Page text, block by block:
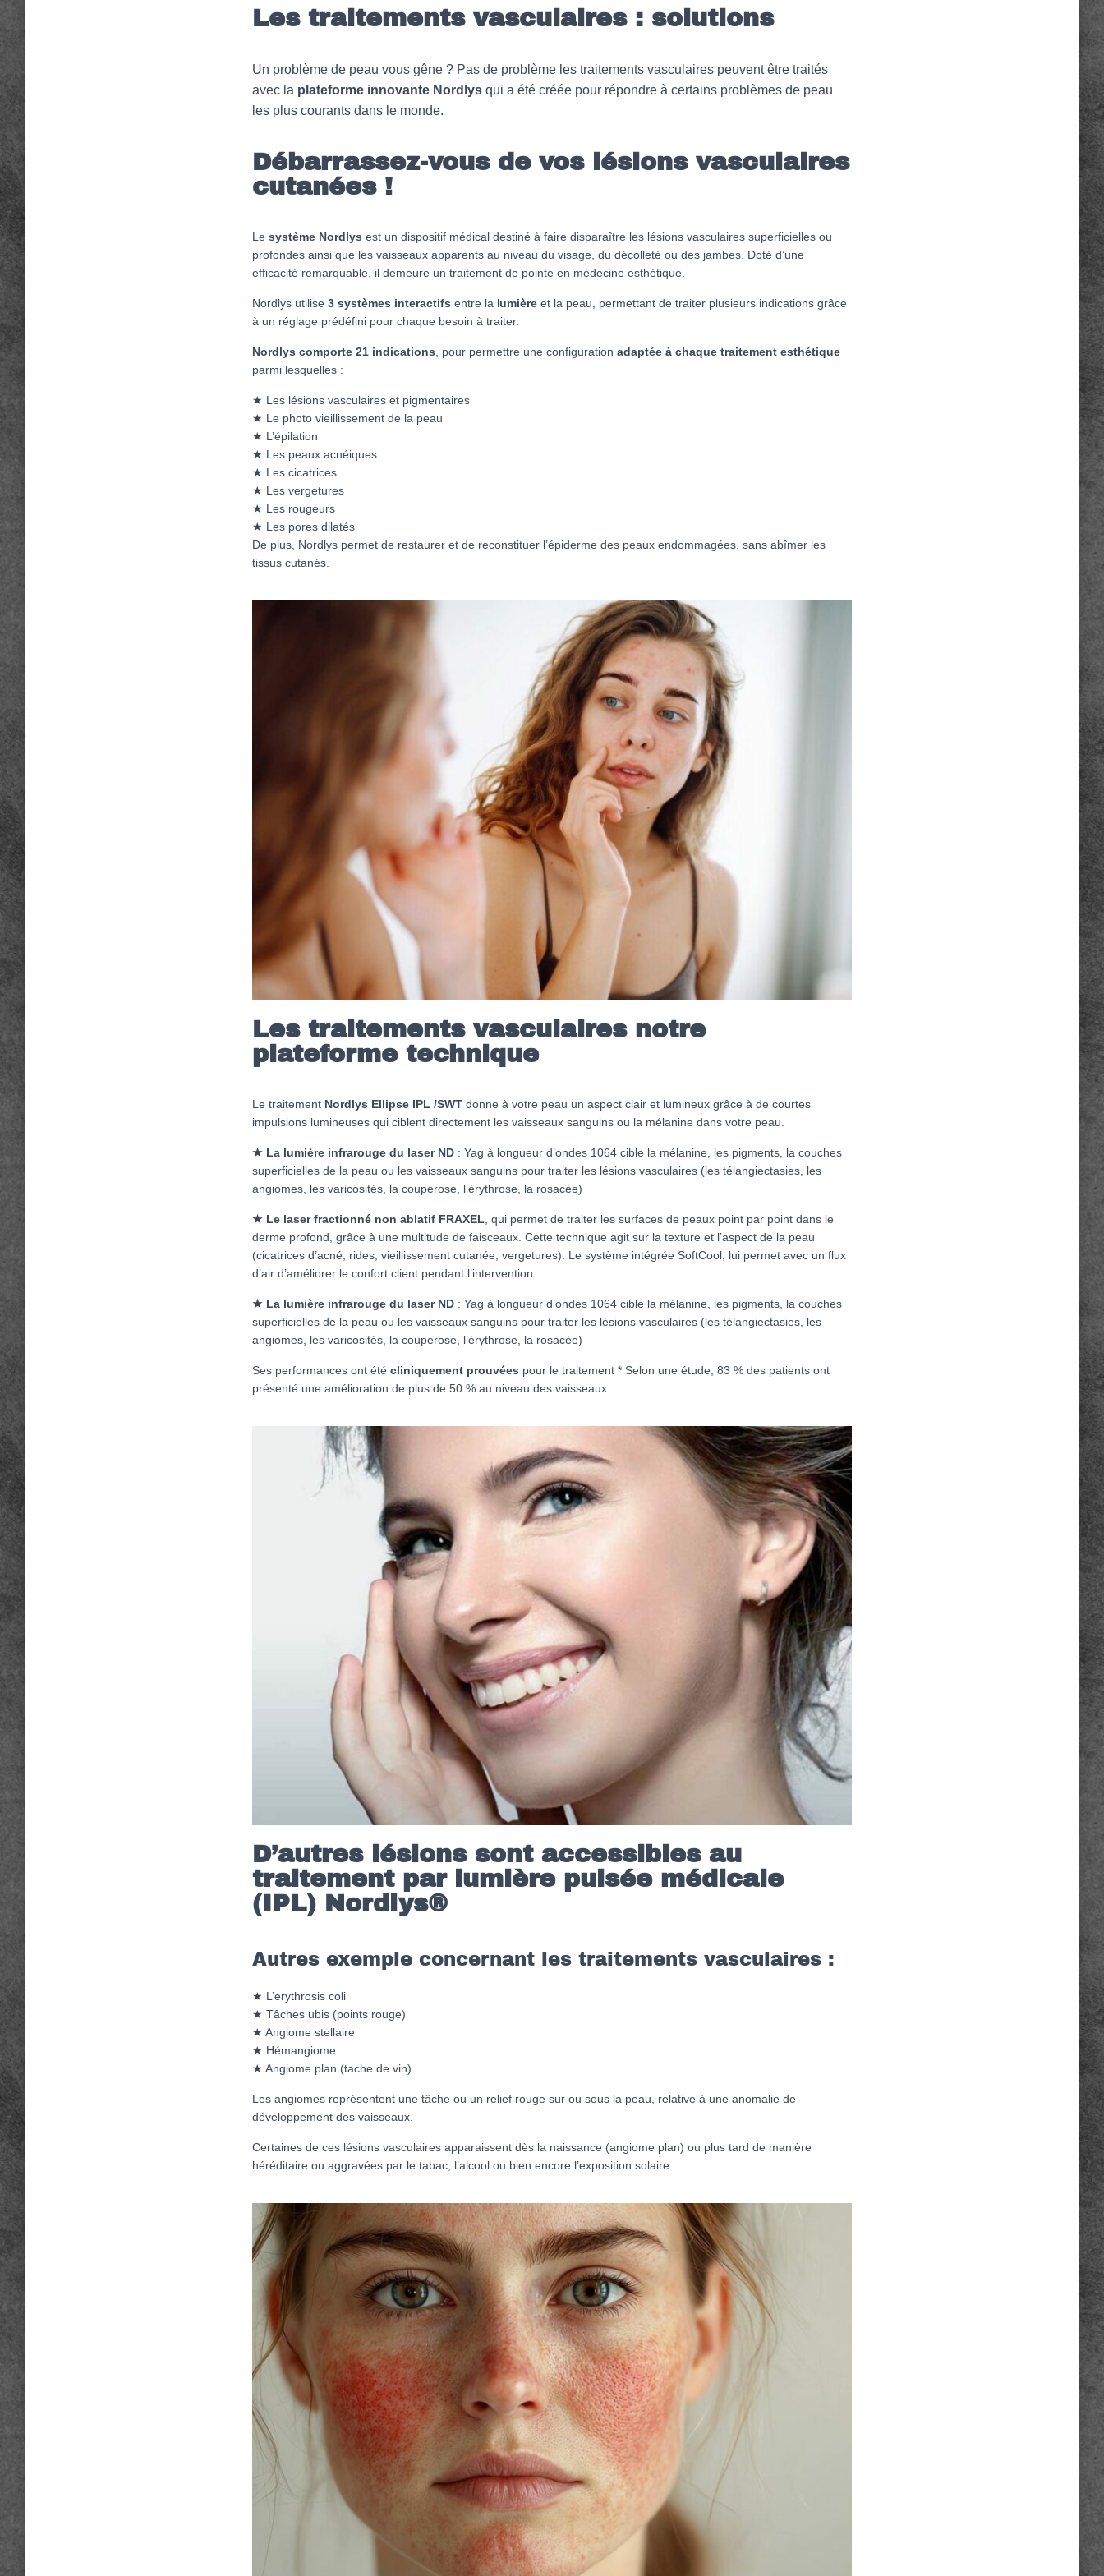
Les traitements vasculaires : solutions
Un problème de peau vous gêne ? Pas de problème les traitements vasculaires peuvent être traités
avec la plateforme innovante Nordlys qui a été créée pour répondre à certains problèmes de peau
les plus courants dans le monde.
Débarrassez-vous de vos lésions vasculaires
cutanées !
Le système Nordlys est un dispositif médical destiné à faire disparaître les lésions vasculaires superficielles ou
profondes ainsi que les vaisseaux apparents au niveau du visage, du décolleté ou des jambes. Doté d’une
efficacité remarquable, il demeure un traitement de pointe en médecine esthétique.
Nordlys utilise 3 systèmes interactifs entre la lumière et la peau, permettant de traiter plusieurs indications grâce
à un réglage prédéfini pour chaque besoin à traiter.
Nordlys comporte 21 indications , pour permettre une configuration adaptée à chaque traitement esthétique
parmi lesquelles :
★ Les lésions vasculaires et pigmentaires
★ Le photo vieillissement de la peau
★ L’épilation
★ Les peaux acnéiques
★ Les cicatrices
★ Les vergetures
★ Les rougeurs
★ Les pores dilatés
De plus, Nordlys permet de restaurer et de reconstituer l’épiderme des peaux endommagées, sans abîmer les
tissus cutanés.
Les traitements vasculaires notre
plateforme technique
Le traitement Nordlys Ellipse IPL /SWT donne à votre peau un aspect clair et lumineux grâce à de courtes
impulsions lumineuses qui ciblent directement les vaisseaux sanguins ou la mélanine dans votre peau.
★ La lumière infrarouge du laser ND : Yag à longueur d’ondes 1064 cible la mélanine, les pigments, la couches
superficielles de la peau ou les vaisseaux sanguins pour traiter les lésions vasculaires (les télangiectasies, les
angiomes, les varicosités, la couperose, l’érythrose, la rosacée)
★ Le laser fractionné non ablatif FRAXEL , qui permet de traiter les surfaces de peaux point par point dans le
derme profond, grâce à une multitude de faisceaux. Cette technique agit sur la texture et l’aspect de la peau
(cicatrices d’acné, rides, vieillissement cutanée, vergetures). Le système intégrée SoftCool, lui permet avec un flux
d’air d’améliorer le confort client pendant l’intervention.
★ La lumière infrarouge du laser ND : Yag à longueur d’ondes 1064 cible la mélanine, les pigments, la couches
superficielles de la peau ou les vaisseaux sanguins pour traiter les lésions vasculaires (les télangiectasies, les
angiomes, les varicosités, la couperose, l’érythrose, la rosacée)
Ses performances ont été cliniquement prouvées pour le traitement * Selon une étude, 83 % des patients ont
présenté une amélioration de plus de 50 % au niveau des vaisseaux.
D’autres lésions sont accessibles au
traitement par lumière pulsée médicale
(IPL) Nordlys®
Autres exemple concernant les traitements vasculaires :
★ L’erythrosis coli
★ Tâches ubis (points rouge)
★ Angiome stellaire
★ Hémangiome
★ Angiome plan (tache de vin)
Les angiomes représentent une tâche ou un relief rouge sur ou sous la peau, relative à une anomalie de
développement des vaisseaux.
Certaines de ces lésions vasculaires apparaissent dès la naissance (angiome plan) ou plus tard de manière
héréditaire ou aggravées par le tabac, l’alcool ou bien encore l’exposition solaire.